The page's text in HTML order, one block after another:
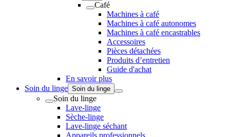
Café
Machines à café
Machines à café autonomes
Machines à café encastrables
Accessoires
Pièces détachées
Produits d’entretien
Guide d'achat
En savoir plus
Soin du linge Soin du linge
Soin du linge
Lave-linge
Sèche-linge
Lave-linge séchant